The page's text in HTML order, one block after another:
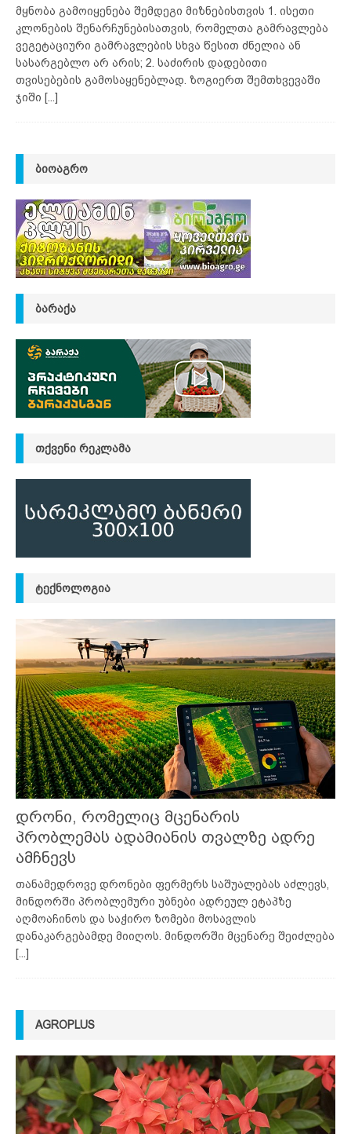
მყნობა გამოიყენება შემდეგი მიზნებისთვის 1. ისეთი
კლონების შენარჩუნებისათვის, რომელთა გამრავლება
ვეგეტაციური გამრავლების სხვა წესით ძნელია ან
სასარგებლო არ არის; 2. საძირის დადებითი
თვისებების გამოსაყენებლად. ზოგიერთ შემთხვევაში
ჯიში [...]
ᲑᲘᲝᲐᲒᲠᲝ
ᲑᲐᲠᲐᲥᲐ
ᲗᲥᲕᲔᲜᲘ ᲠᲔᲙᲚᲐᲛᲐ
ᲢᲔᲥᲜᲝᲚᲝᲒᲘᲐ
დრონი, რომელიც მცენარის
პრობლემას ადამიანის თვალზე ადრე
ამჩნევს
თანამედროვე დრონები ფერმერს საშუალებას აძლევს,
მინდორში პრობლემური უბნები ადრეულ ეტაპზე
აღმოაჩინოს და საჭირო ზომები მოსავლის
დანაკარგებამდე მიიღოს. მინდორში მცენარე შეიძლება
[...]
AGROPLUS